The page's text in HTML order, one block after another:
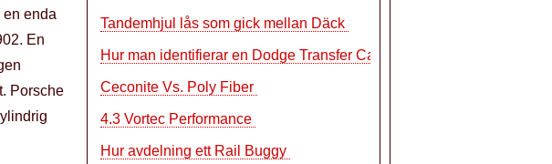
Tandemhjul lås som gick mellan Däck
Hur man identifierar en Dodge Transfer Case
Ceconite Vs. Poly Fiber
4.3 Vortec Performance
Hur avdelning ett Rail Buggy
enda
En
Porsche